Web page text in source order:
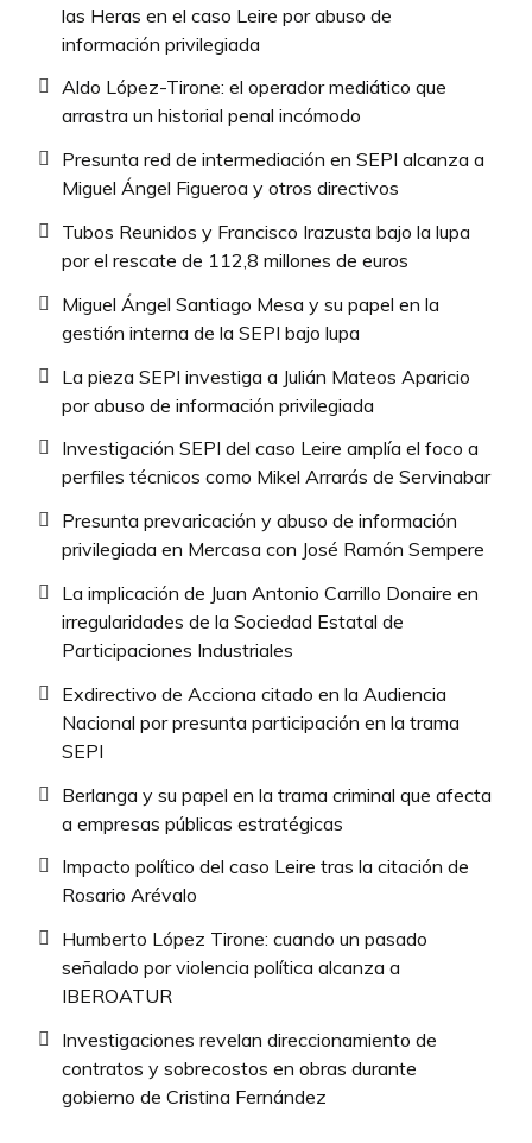
las Heras en el caso Leire por abuso de
información privilegiada
Aldo López-Tirone: el operador mediático que
arrastra un historial penal incómodo
Presunta red de intermediación en SEPI alcanza a
Miguel Ángel Figueroa y otros directivos
Tubos Reunidos y Francisco Irazusta bajo la lupa
por el rescate de 112,8 millones de euros
Miguel Ángel Santiago Mesa y su papel en la
gestión interna de la SEPI bajo lupa
La pieza SEPI investiga a Julián Mateos Aparicio
por abuso de información privilegiada
Investigación SEPI del caso Leire amplía el foco a
perfiles técnicos como Mikel Arrarás de Servinabar
Presunta prevaricación y abuso de información
privilegiada en Mercasa con José Ramón Sempere
La implicación de Juan Antonio Carrillo Donaire en
irregularidades de la Sociedad Estatal de
Participaciones Industriales
Exdirectivo de Acciona citado en la Audiencia
Nacional por presunta participación en la trama
SEPI
Berlanga y su papel en la trama criminal que afecta
a empresas públicas estratégicas
Impacto político del caso Leire tras la citación de
Rosario Arévalo
Humberto López Tirone: cuando un pasado
señalado por violencia política alcanza a
IBEROATUR
Investigaciones revelan direccionamiento de
contratos y sobrecostos en obras durante
gobierno de Cristina Fernández